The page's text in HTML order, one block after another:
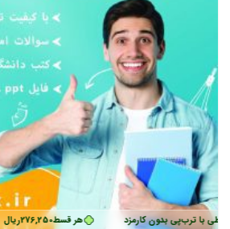
هر قسط276,250ریال • خرید بدون کارمزد